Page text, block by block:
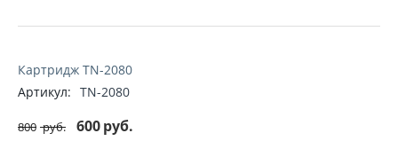
Картридж TN-2080
Артикул: TN-2080
800 руб. 600руб.